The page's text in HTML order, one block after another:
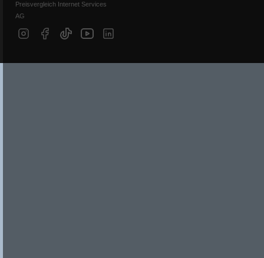
Preisvergleich Internet Services
AG